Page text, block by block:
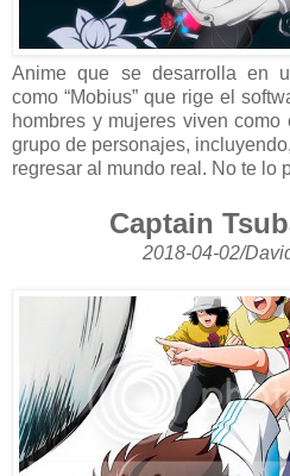
Anime que se desarrolla en
como “Mobius” que rige el
hombres y mujeres viven
grupo de personajes,
regresar al mundo real. No te lo
Captain
2018-04-02/